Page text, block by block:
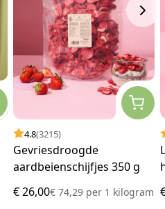
4.8(3215)
Gevriesdroogde
aardbeienschijfjes 350 g
€ 26,00€ 74,29 per1 kilogram